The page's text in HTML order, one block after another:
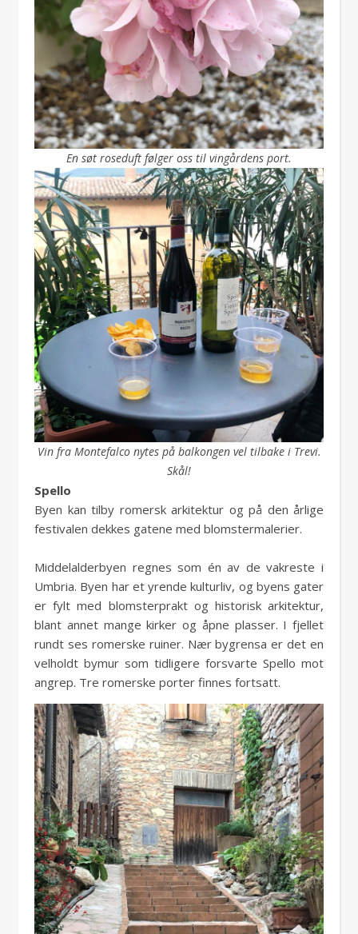
En søt roseduft følger oss til vingårdens port.
Vin fra Montefalco nytes på balkongen vel tilbake i Trevi.
Skål!
Spello
Byen kan tilby romersk arkitektur og på den årlige
festivalen dekkes gatene med blomstermalerier.
Middelalderbyen regnes som én av de vakreste i
Umbria. Byen har et yrende kulturliv, og byens gater
er fylt med blomsterprakt og historisk arkitektur,
blant annet mange kirker og åpne plasser. I fjellet
rundt ses romerske ruiner. Nær bygrensa er det en
velholdt bymur som tidligere forsvarte Spello mot
angrep. Tre romerske porter finnes fortsatt.